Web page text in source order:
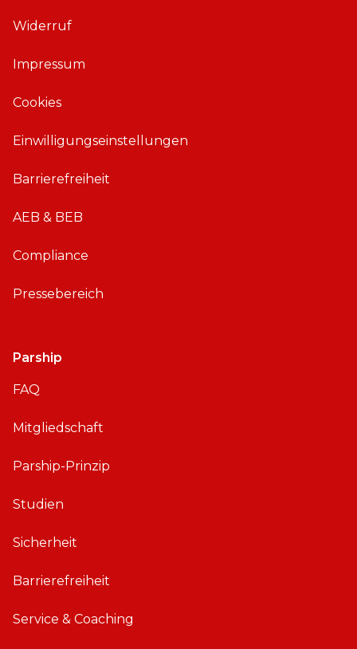
Widerruf
Impressum
Cookies
Einwilligungseinstellungen
Barrierefreiheit
AEB & BEB
Compliance
Pressebereich
Parship
FAQ
Mitgliedschaft
Parship-Prinzip
Studien
Sicherheit
Barrierefreiheit
Service & Coaching